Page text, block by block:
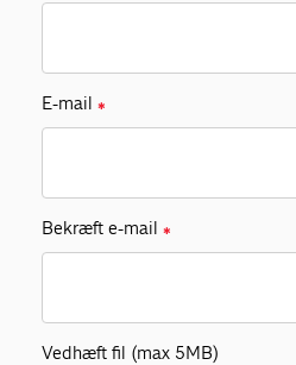
E-mail ✱
Bekræft e-mail ✱
Vedhæft fil (max 5MB)